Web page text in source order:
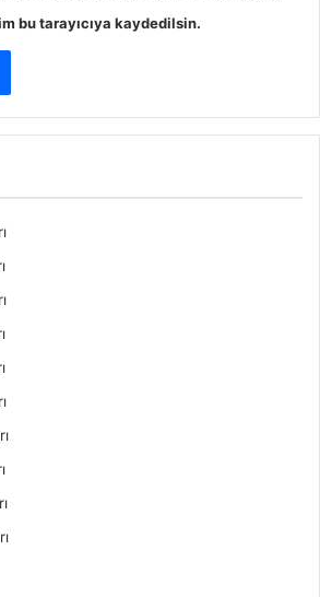
bu tarayıcıya kaydedilsin.